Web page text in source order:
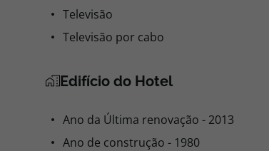
Televisão
Televisão por cabo
Edifício do Hotel
Ano da Última renovação - 2013
Ano de construção - 1980